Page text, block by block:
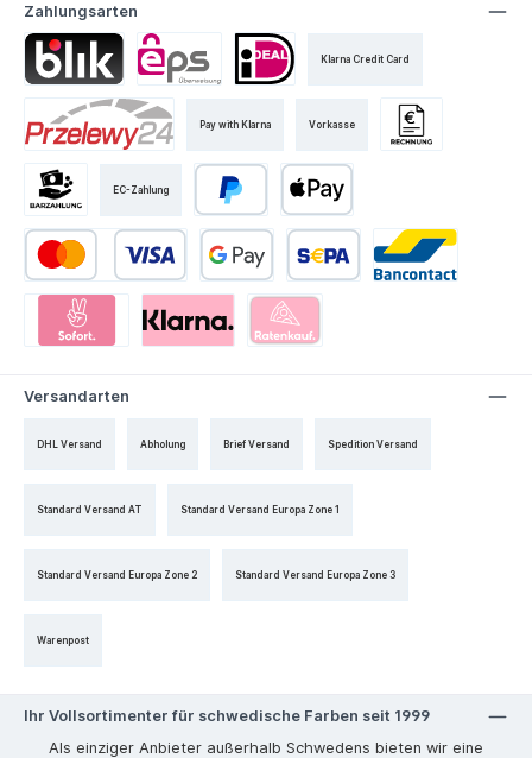
Zahlungsarten
Klarna Credit Card
Pay with Klarna Vorkasse
EC-Zahlung
Versandarten
DHL Versand Abholung Brief Versand Spedition Versand
Standard Versand AT Standard Versand Europa Zone 1
Standard Versand Europa Zone 2 Standard Versand Europa Zone 3
Warenpost
Ihr Vollsortimenter für schwedische Farben seit 1999
Als einziger Anbieter außerhalb Schwedens bieten wir eine